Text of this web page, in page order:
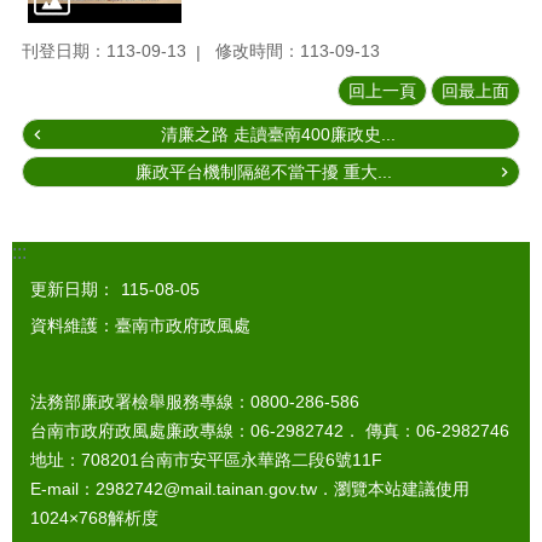
刊登日期：113-09-13 修改時間：113-09-13
回上一頁 回最上面
清廉之路 走讀臺南400廉政史...
廉政平台機制隔絕不當干擾 重大...
:::
更新日期：
115-08-05
資料維護：臺南市政府政風處
法務部廉政署檢舉服務專線：0800-286-586
台南市政府政風處廉政專線：06-2982742． 傳真：06-2982746
地址：708201台南市安平區永華路二段6號11F
E-mail：2982742@mail.tainan.gov.tw．瀏覽本站建議使用
1024×768解析度